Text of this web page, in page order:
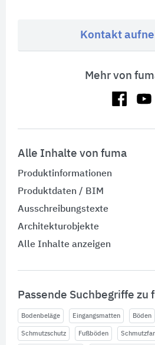
Kontakt
Mehr von
Alle Inhalte von fuma
Produktinformationen
Produktdaten / BIM
Ausschreibungstexte
Architekturobjekte
Alle Inhalte anzeigen
Passende Suchbegriffe zu
Bodenbeläge Eingangsmatten Böden
Schmutzschutz Fußböden